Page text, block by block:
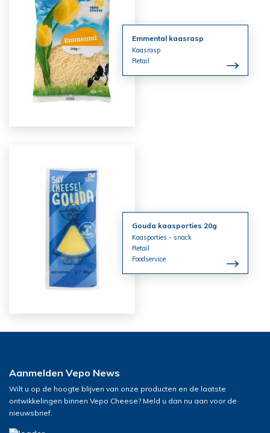
Emmental kaasrasp
Kaasrasp
Retail
Gouda kaasporties 20g
Kaasporties - snack
Retail
Foodservice
Aanmelden Vepo News
Wilt u op de hoogte blijven van onze producten en de laatste
ontwikkelingen binnen Vepo Cheese? Meld u dan nu aan voor de
nieuwsbrief.